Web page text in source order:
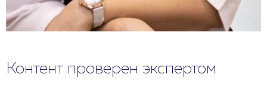
Контент проверен экспертом